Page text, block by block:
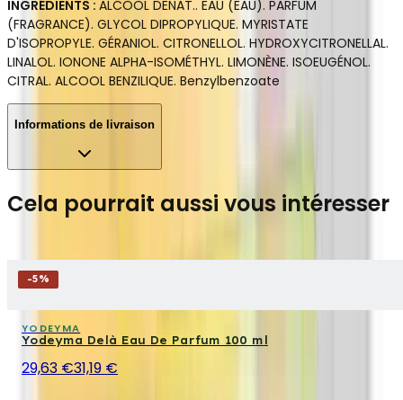
INGRÉDIENTS : ALCOOL DENAT.. EAU (EAU). PARFUM
(FRAGRANCE). GLYCOL DIPROPYLIQUE. MYRISTATE
D'ISOPROPYLE. GÉRANIOL. CITRONELLOL. HYDROXYCITRONELLAL.
LINALOL. IONONE ALPHA-ISOMÉTHYL. LIMONÈNE. ISOEUGÉNOL.
CITRAL. ALCOOL BENZILIQUE. Benzylbenzoate
Informations de livraison
Cela pourrait aussi vous intéresser
-5%
YODEYMA
Yodeyma Delà Eau De Parfum 100 ml
29,63 €31,19 €